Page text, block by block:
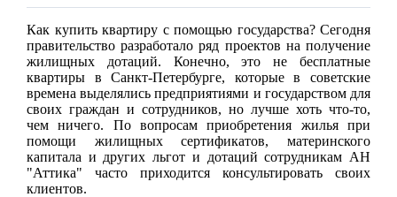
Как купить квартиру с помощью государства? Сегодня
правительство разработало ряд проектов на получение
жилищных дотаций. Конечно, это не бесплатные
квартиры в Санкт-Петербурге, которые в советские
времена выделялись предприятиями и государством для
своих граждан и сотрудников, но лучше хоть что-то,
чем ничего. По вопросам приобретения жилья при
помощи жилищных сертификатов, материнского
капитала и других льгот и дотаций сотрудникам АН
"Аттика" часто приходится консультировать своих
клиентов.